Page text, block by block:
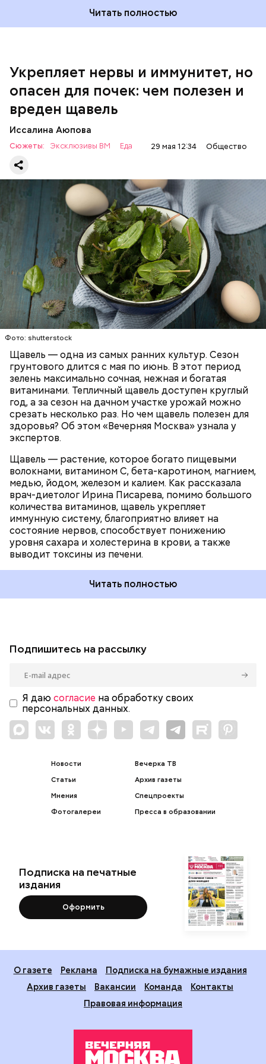
Читать полностью
Укрепляет нервы и иммунитет, но
опасен для почек: чем полезен и
вреден щавель
Иссалина Аюпова
Сюжеты: Эксклюзивы ВМ Еда 29 мая 12:34 Общество
Фото: shutterstock
Щавель — одна из самых ранних культур. Сезон
грунтового длится с мая по июнь. В этот период
зелень максимально сочная, нежная и богатая
витаминами. Тепличный щавель доступен круглый
год, а за сезон на дачном участке урожай можно
срезать несколько раз. Но чем щавель полезен для
здоровья? Об этом «Вечерняя Москва» узнала у
экспертов.
Щавель — растение, которое богато пищевыми
волокнами, витамином С, бета-каротином, магнием,
медью, йодом, железом и калием. Как рассказала
врач-диетолог Ирина Писарева, помимо большого
количества витаминов, щавель укрепляет
иммунную систему, благоприятно влияет на
состояние нервов, способствует понижению
уровня сахара и холестерина в крови, а также
выводит токсины из печени.
Опасность же щавеля состоит в том, что он
содержит большое количество щавелевой кислоты,
которая может способствовать образованию
— Если человек уже болеет мочекаменной
болезнью, щавель ему не рекомендуется. При
артрите, гастрите, холецистите, синдроме
раздраженного кишечника, язвах и панкреатите
продукт тоже лучше исключить из рациона, —
предупредила врач. — Он может привести к
повышению кислотности желудка и раздражать
слизистые оболочки.
Читать полностью
ЗДОРОВЬЕ ВРАЧИ
РАСТЕНИЯ
ПРОДУКТЫ
Подпишитесь на рассылку
Я даю согласие на обработку своих
персональных данных.
Новости
Статьи
Мнения
Фотогалереи
Вечерка ТВ
Архив газеты
Спецпроекты
Пресса в образовании
Подписка на печатные
издания
Оформить
О газете Реклама
Подписка на бумажные издания
Архив газеты
Вакансии Команда
Контакты
Правовая информация